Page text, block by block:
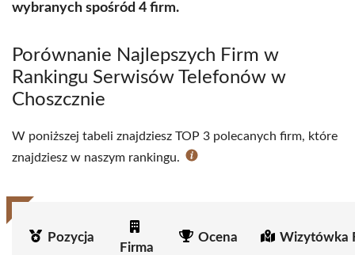
wybranych spośród 4 firm.
Porównanie Najlepszych Firm w
Rankingu Serwisów Telefonów w
Choszcznie
W poniższej tabeli znajdziesz TOP 3 polecanych firm, które
znajdziesz w naszym rankingu.
Pozycja
Firma
Ocena Wizytówka